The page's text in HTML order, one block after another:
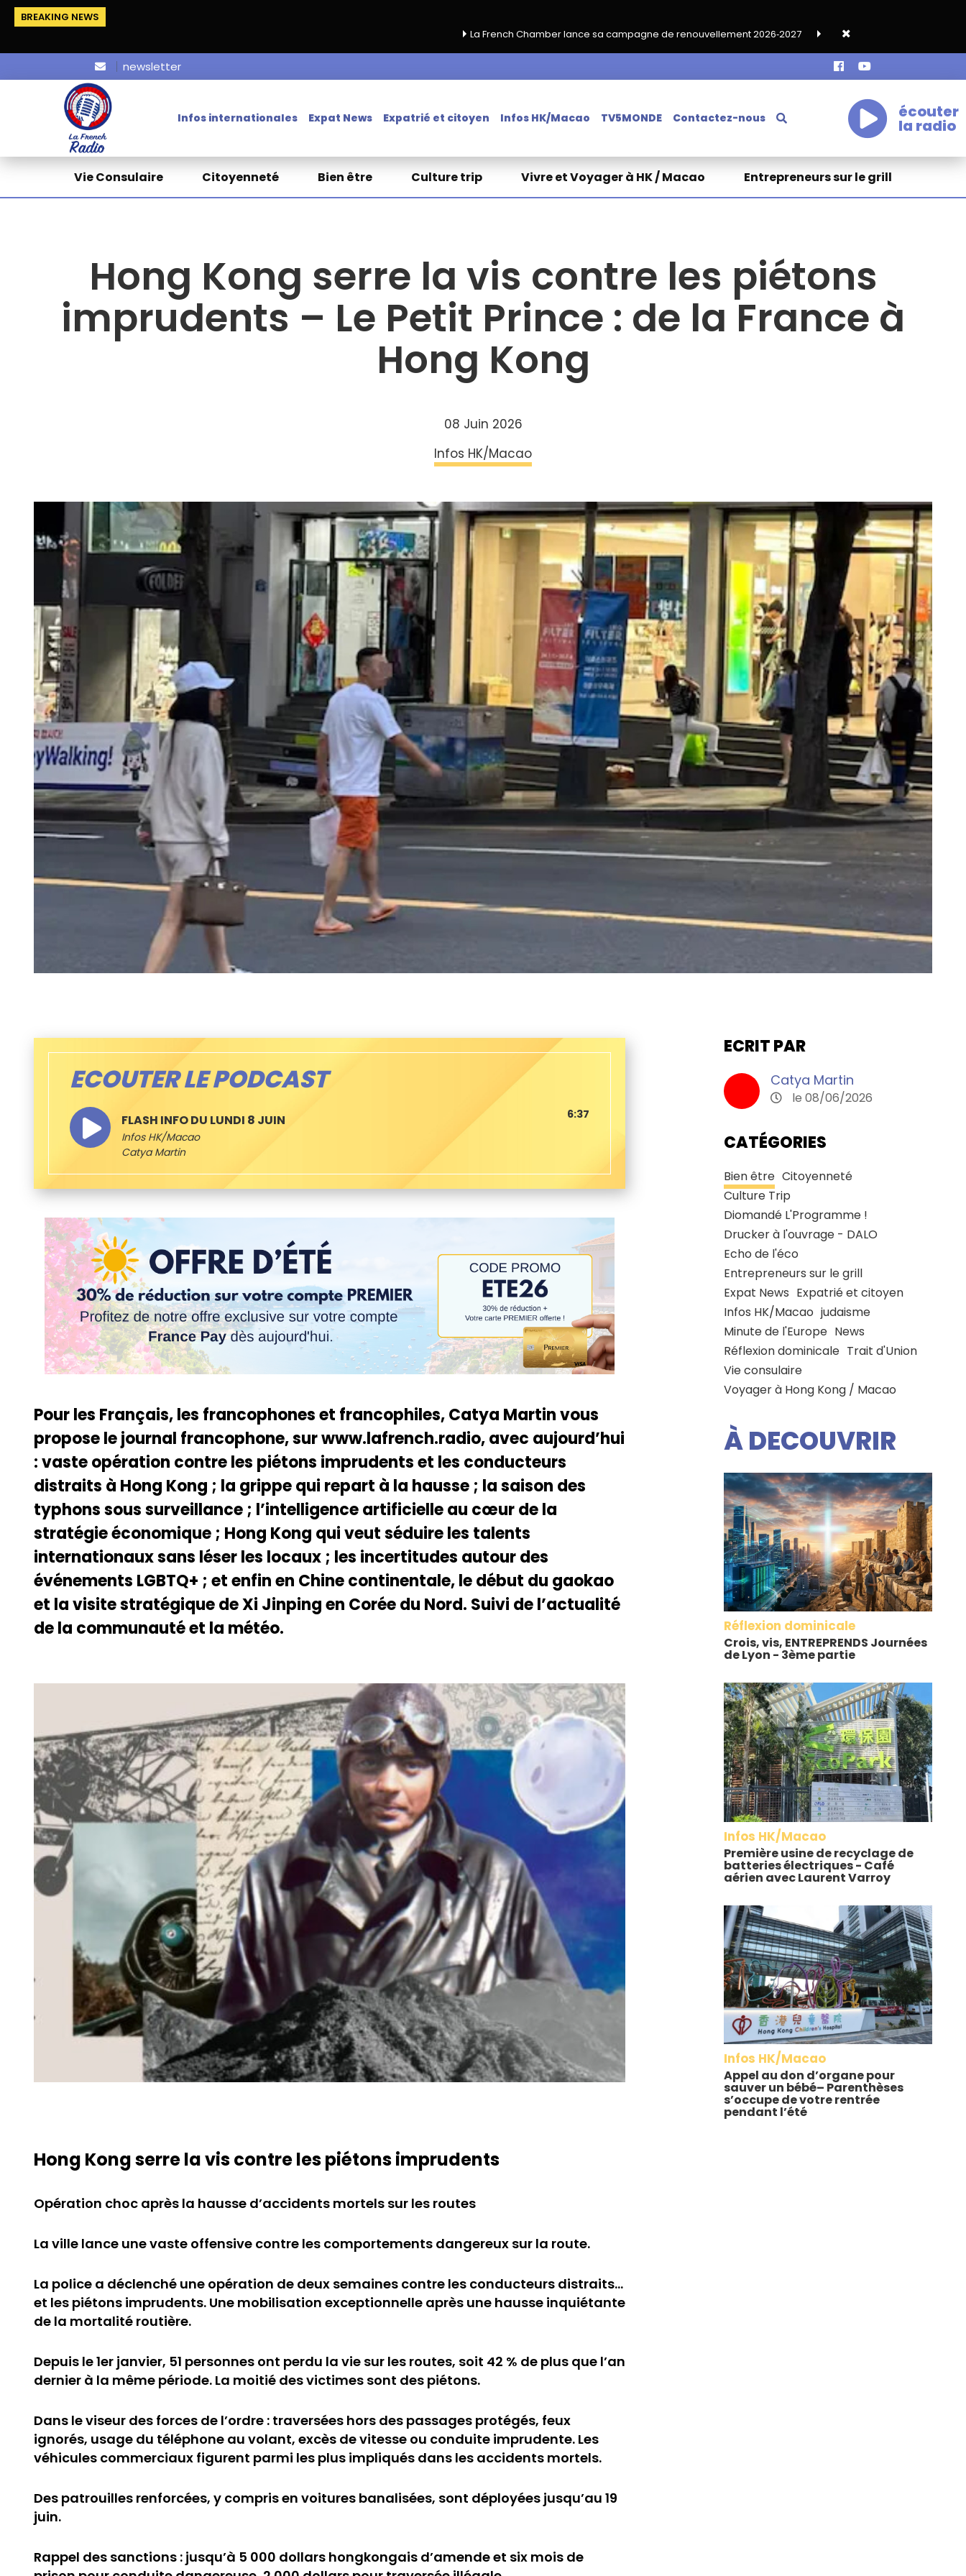
BREAKING NEWS
La French Chamber lance sa campagne de renouvellement 2026‑2027
Grand café de rentrée HKA le vendredi 18
newsletter
Infos internationales Expat News Expatrié et citoyen Infos HK/Macao TV5MONDE Contactez-nous écouter
la radio
Vie Consulaire Citoyenneté Bien être Culture trip Vivre et Voyager à HK / Macao Entrepreneurs sur le grill
Hong Kong serre la vis contre les piétons
imprudents – Le Petit Prince : de la France à
Hong Kong
08 Juin 2026
Infos HK/Macao
ECOUTER LE PODCAST
FLASH INFO DU LUNDI 8 JUIN
Infos HK/Macao
Catya Martin
6:37
Pour les Français, les francophones et francophiles, Catya Martin vous
propose le journal francophone, sur www.lafrench.radio, avec aujourd’hui
: vaste opération contre les piétons imprudents et les conducteurs
distraits à Hong Kong ; la grippe qui repart à la hausse ; la saison des
typhons sous surveillance ; l’intelligence artificielle au cœur de la
stratégie économique ; Hong Kong qui veut séduire les talents
internationaux sans léser les locaux ; les incertitudes autour des
événements LGBTQ+ ; et enfin en Chine continentale, le début du gaokao
et la visite stratégique de Xi Jinping en Corée du Nord. Suivi de l’actualité
de la communauté et la météo.
Hong Kong serre la vis contre les piétons imprudents
Opération choc après la hausse d’accidents mortels sur les routes
La ville lance une vaste offensive contre les comportements dangereux sur la route.
La police a déclenché une opération de deux semaines contre les conducteurs distraits…
et les piétons imprudents. Une mobilisation exceptionnelle après une hausse inquiétante
de la mortalité routière.
Depuis le 1er janvier, 51 personnes ont perdu la vie sur les routes, soit 42 % de plus que l’an
dernier à la même période. La moitié des victimes sont des piétons.
Dans le viseur des forces de l’ordre : traversées hors des passages protégés, feux
ignorés, usage du téléphone au volant, excès de vitesse ou conduite imprudente. Les
véhicules commerciaux figurent parmi les plus impliqués dans les accidents mortels.
Des patrouilles renforcées, y compris en voitures banalisées, sont déployées jusqu’au 19
juin.
Rappel des sanctions : jusqu’à 5 000 dollars hongkongais d’amende et six mois de
ECRIT PAR
Catya Martin
le 08/06/2026
CATÉGORIES
Bien être Citoyenneté
Culture Trip
Diomandé L'Programme !
Drucker à l'ouvrage - DALO
Echo de l'éco
Entrepreneurs sur le grill
Expat News Expatrié et citoyen
Infos HK/Macao judaisme
Minute de l'Europe News
Réflexion dominicale Trait d'Union
Vie consulaire
Voyager à Hong Kong / Macao
À DECOUVRIR
Réflexion dominicale
Crois, vis, ENTREPRENDS Journées
de Lyon - 3ème partie
Infos HK/Macao
Première usine de recyclage de
batteries électriques - Café
aérien avec Laurent Varroy
Infos HK/Macao
Appel au don d’organe pour
sauver un bébé– Parenthèses
s’occupe de votre rentrée
pendant l’été